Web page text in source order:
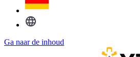
Ga naar de inhoud